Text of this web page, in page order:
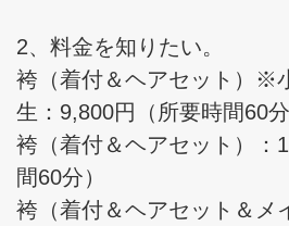
2、料金を知りたい。
袴（着付＆ヘアセット）※
生：9,800円（所要時間60分
袴（着付＆ヘアセット）：
間60分）
袴（着付＆ヘアセット＆メ